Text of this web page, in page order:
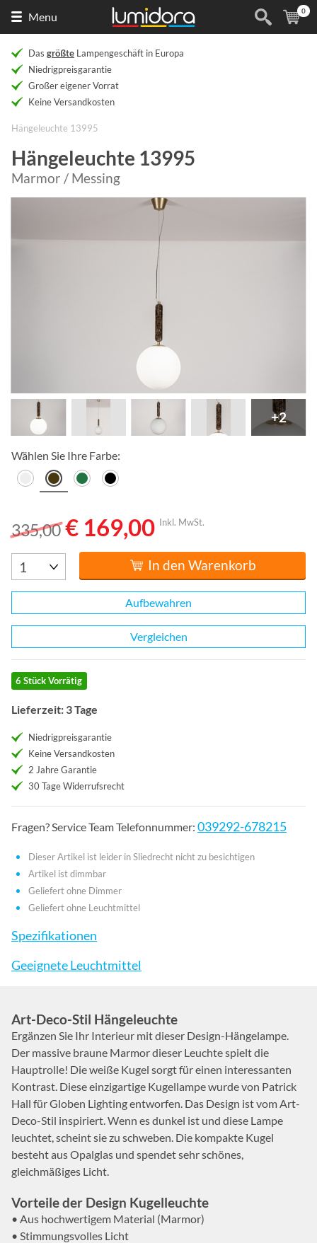
Menu (
0
Das größte Lampengeschäft in Europa
Niedrigpreisgarantie
Großer eigener Vorrat
Keine Versandkosten
Hängeleuchte 13995
Hängeleuchte 13995
Marmor / Messing
+2
Wählen Sie Ihre Farbe:
335,00 € 169,00 Inkl. MwSt.
In den Warenkorb
Aufbewahren
Vergleichen
6 Stück Vorrätig
Lieferzeit: 3 Tage
Niedrigpreisgarantie
Keine Versandkosten
2 Jahre Garantie
30 Tage Widerrufsrecht
Fragen? Service Team Telefonnummer: 039292-678215
Dieser Artikel ist leider in Sliedrecht nicht zu besichtigen
Artikel ist dimmbar
Geliefert ohne Dimmer
Geliefert ohne Leuchtmittel
Spezifikationen
Geeignete Leuchtmittel
Art-Deco-Stil Hängeleuchte
Ergänzen Sie Ihr Interieur mit dieser Design-Hängelampe.
Der massive braune Marmor dieser Leuchte spielt die
Hauptrolle! Die weiße Kugel sorgt für einen interessanten
Kontrast. Diese einzigartige Kugellampe wurde von Patrick
Hall für Globen Lighting entworfen. Das Design ist vom Art-
Deco-Stil inspiriert. Wenn es dunkel ist und diese Lampe
leuchtet, scheint sie zu schweben. Die kompakte Kugel
besteht aus Opalglas und spendet sehr schönes,
gleichmäßiges Licht.
Vorteile der Design Kugelleuchte
• Aus hochwertigem Material (Marmor)
• Stimmungsvolles Licht